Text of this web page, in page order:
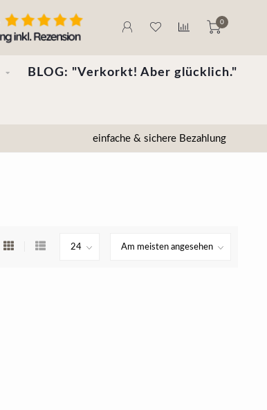
0
BLOG: "Verkorkt! Aber glücklich."
einfache & sichere Bezahlung